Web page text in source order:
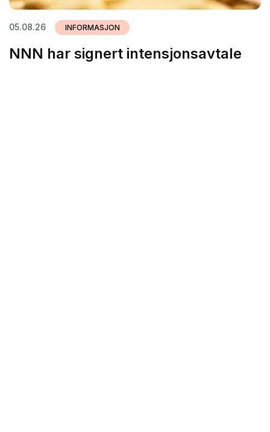
05.08.26 INFORMASJON
NNN har signert intensjonsavtale